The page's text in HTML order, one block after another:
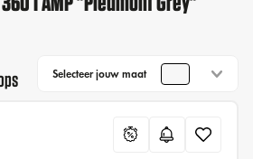
Selecteer jouw maat